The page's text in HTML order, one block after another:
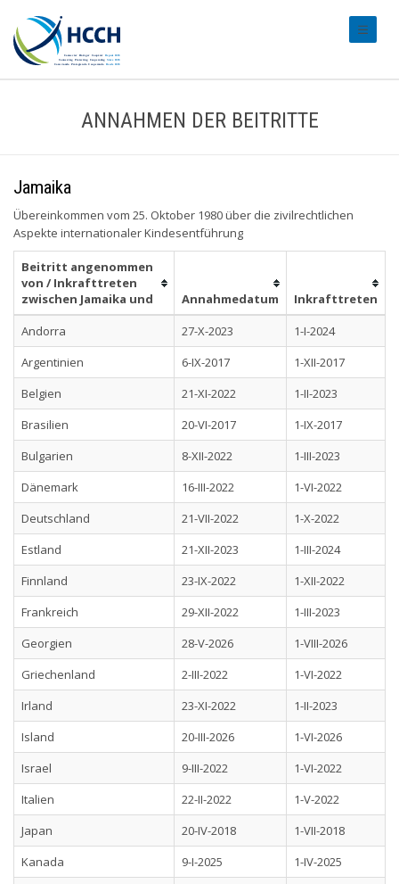
ANNAHMEN DER BEITRITTE
Jamaika
Übereinkommen vom 25. Oktober 1980 über die zivilrechtlichen
Aspekte internationaler Kindesentführung
Beitritt angenommen
von / Inkrafttreten
zwischen Jamaika und
Annahmedatum
Inkrafttreten
Andorra
27-X-2023
1-I-2024
Argentinien
6-IX-2017
1-XII-2017
Belgien
21-XI-2022
1-II-2023
Brasilien
20-VI-2017
1-IX-2017
Bulgarien
8-XII-2022
1-III-2023
Dänemark
16-III-2022
1-VI-2022
Deutschland
21-VII-2022
1-X-2022
Estland
21-XII-2023
1-III-2024
Finnland
23-IX-2022
1-XII-2022
Frankreich
29-XII-2022
1-III-2023
Georgien
28-V-2026
1-VIII-2026
Griechenland
2-III-2022
1-VI-2022
Irland
23-XI-2022
1-II-2023
Island
20-III-2026
1-VI-2026
Israel
9-III-2022
1-VI-2022
Italien
22-II-2022
1-V-2022
Japan
20-IV-2018
1-VII-2018
Kanada
9-I-2025
1-IV-2025